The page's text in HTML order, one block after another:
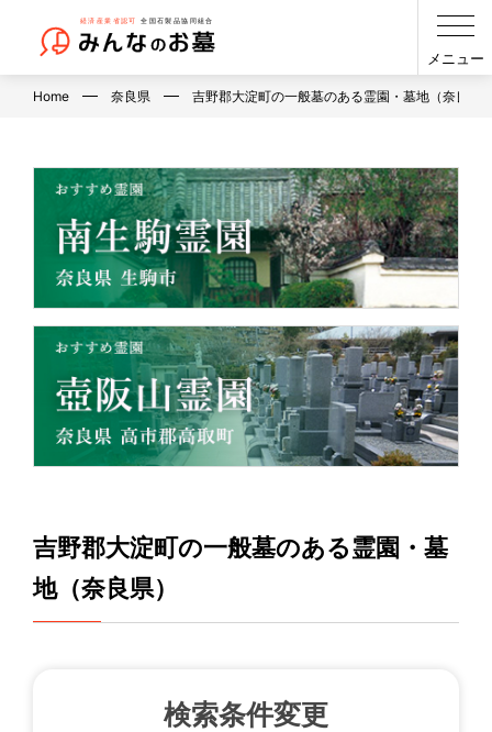
メニュー
Home 奈良県 吉野郡大淀町の一般墓のある霊園・墓地（奈良県
吉野郡大淀町の一般墓のある霊園・墓
地（奈良県）
検索条件変更